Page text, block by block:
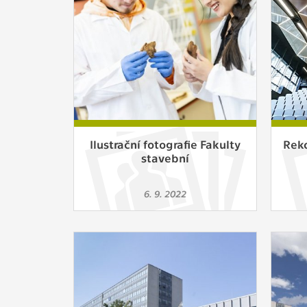
Slouží pro
pomáhají
stran,
Vašich
analýzou
zůstala
Ilustrační fotografie Fakulty
stavební
6. 9. 2022